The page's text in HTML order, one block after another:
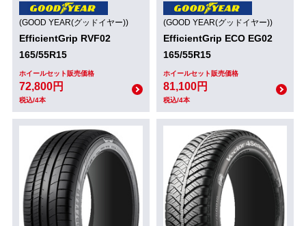
(GOOD YEAR(グッドイヤー))
EfficientGrip RVF02
165/55R15
ホイールセット販売価格
72,800円
税込/4本
(GOOD YEAR(グッドイヤー))
EfficientGrip ECO EG02
165/55R15
ホイールセット販売価格
81,100円
税込/4本